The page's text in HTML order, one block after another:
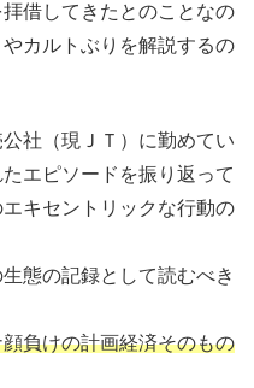
借してきたとのことなの
カルトぶりを解説するの
社（現ＪＴ）に勤めてい
エピソードを振り返って
キセントリックな行動の
態の記録として読むべき
負けの計画経済そのもの